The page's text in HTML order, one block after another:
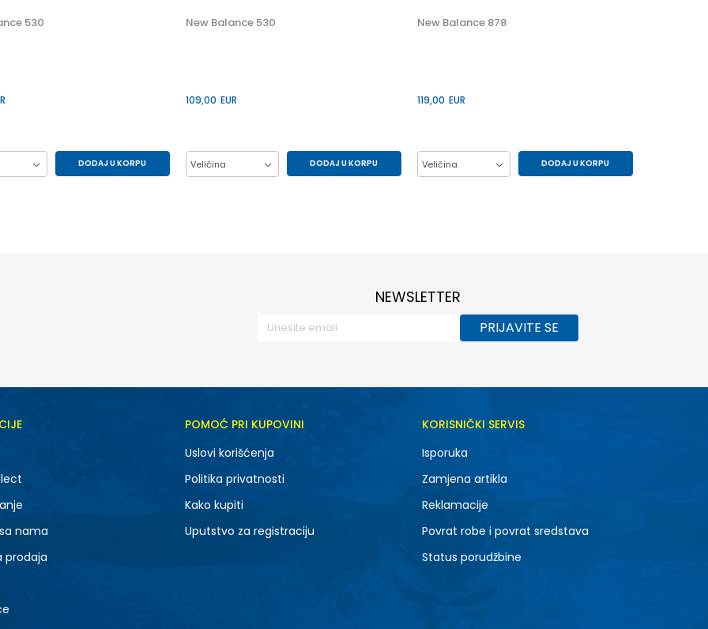
530
DODAJ U KORPU
New Balance 530
109,00 EUR
Veličina DODAJ U KORPU
New Balance 878
119,00 EUR
Veličina DODAJ U KORPU
NEWSLETTER
PRIJAVITE SE
nama
prodaja
POMOĆ PRI KUPOVINI
Uslovi korišćenja
Politika privatnosti
Kako kupiti
Uputstvo za registraciju
KORISNIČKI SERVIS
Isporuka
Zamjena artikla
Reklamacije
Povrat robe i povrat sredstava
Status porudžbine